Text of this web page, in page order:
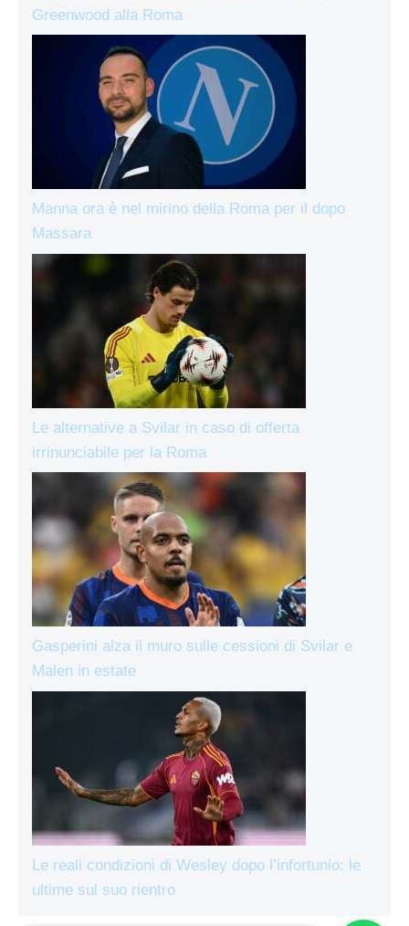
Greenwood alla Roma
Manna ora è nel mirino della Roma per il dopo
Massara
Le alternative a Svilar in caso di offerta
irrinunciabile per la Roma
Gasperini alza il muro sulle cessioni di Svilar e
Malen in estate
Le reali condizioni di Wesley dopo l’infortunio: le
ultime sul suo rientro